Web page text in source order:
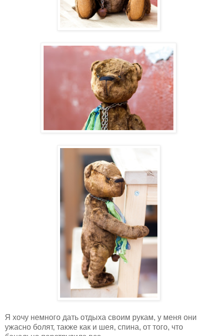
Я хочу немного дать отдыха своим рукам, у меня они
ужасно болят, также как и шея, спина, от того, что